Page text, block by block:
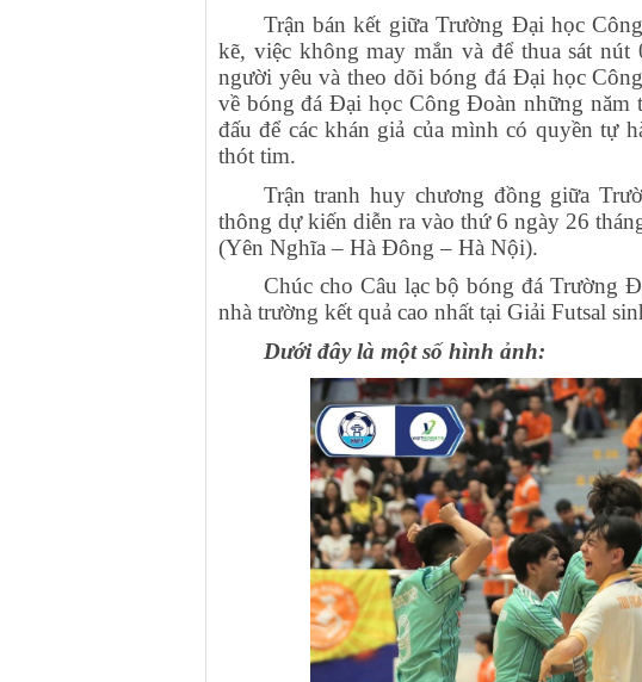
Trận bán kết giữa Trường Đại học
kẽ, việc không may mắn và để thua sát
người yêu và theo dõi bóng đá Đại học
về bóng đá Đại học Công Đoàn những
đấu để các khán giả của mình có quyền tự
thót tim.
Trận tranh huy chương đồng giữa
thông dự kiến diễn ra vào thứ 6 ngày 26
(Yên Nghĩa – Hà Đông – Hà Nội).
Chúc cho Câu lạc bộ bóng đá Trường
nhà trường kết quả cao nhất tại Giải Futsal
Dưới đây là một số hình ảnh: